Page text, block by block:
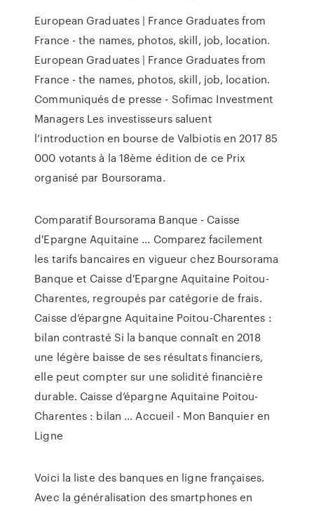
European Graduates | France Graduates from
France - the names, photos, skill, job, location.
European Graduates | France Graduates from
France - the names, photos, skill, job, location.
Communiqués de presse - Sofimac Investment
Managers Les investisseurs saluent
l’introduction en bourse de Valbiotis en 2017 85
000 votants à la 18ème édition de ce Prix
organisé par Boursorama.
Comparatif Boursorama Banque - Caisse
d'Epargne Aquitaine ... Comparez facilement
les tarifs bancaires en vigueur chez Boursorama
Banque et Caisse d'Epargne Aquitaine Poitou-
Charentes, regroupés par catégorie de frais.
Caisse d’épargne Aquitaine Poitou-Charentes :
bilan contrasté Si la banque connaît en 2018
une légère baisse de ses résultats financiers,
elle peut compter sur une solidité financière
durable. Caisse d’épargne Aquitaine Poitou-
Charentes : bilan ... Accueil - Mon Banquier en
Ligne
Voici la liste des banques en ligne françaises.
Avec la généralisation des smartphones en